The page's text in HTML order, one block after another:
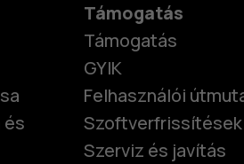
és
Támogatás
Támogatás
GYIK
Felhasználói
Szoftverfrissítések
Szerviz és javítás